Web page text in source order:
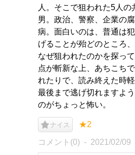
人。そこで狙われた5人
男。政治、警察、企業の
病。面白いのは、普通は
げることが殆どのところ
なぜ狙われたのかを探っ
点が斬新な上、あちこち
れたりで、読み終えた時
最後まで逃げ切れますよ
のがちょっと怖い。
ナイス ★2
コメント(0) 2021/02/09